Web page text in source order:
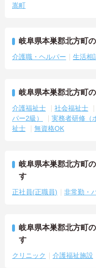
嵩町
岐阜県本巣郡北方町
介護職・ヘルパー 生活相
岐阜県本巣郡北方町
介護福祉士 社会福祉士
パー2級）
実務者研修（
祉士
無資格OK
岐阜県本巣郡北方町
す
正社員(正職員) 非常勤・
岐阜県本巣郡北方町
す
クリニック 介護福祉施設